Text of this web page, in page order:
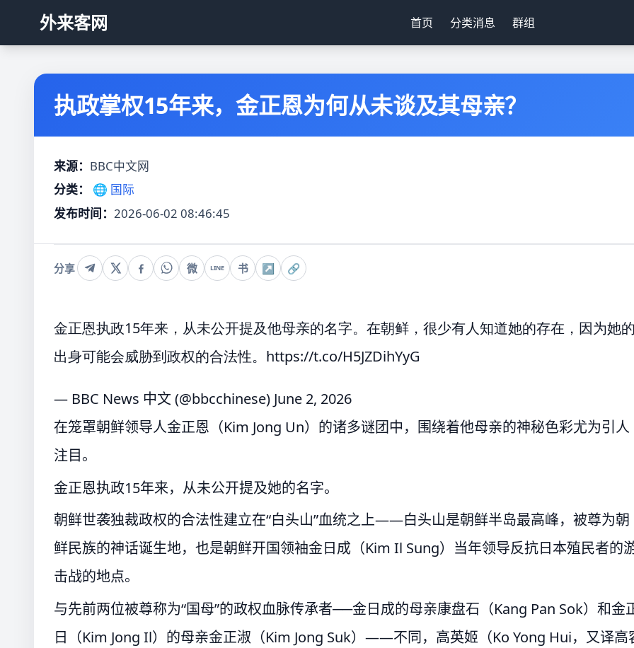
外来客网 首页 分类消息 群组
执政掌权15年来，金正恩为何从未谈及其母亲？
来源： BBC中文网
分类：
🌐 国际
发布时间： 2026-06-02 08:46:45
分享 微 LINE 书 ↗ 🔗
金正恩执政15年来，从未公开提及他母亲的名字。在朝鲜，很少有人知道她的存在，因为她
出身可能会威胁到政权的合法性。 https://t.co/H5JZDihYyG
— BBC News 中文 (@bbcchinese) June 2, 2026
在笼罩朝鲜领导人金正恩（Kim Jong Un）的诸多谜团中，围绕着他母亲的神秘色彩尤为引人
注目。
金正恩执政15年来，从未公开提及她的名字。
朝鲜世袭独裁政权的合法性建立在“白头山”血统之上——白头山是朝鲜半岛最高峰，被尊为朝
鲜民族的神话诞生地，也是朝鲜开国领袖金日成（Kim Il Sung）当年领导反抗日本殖民者的
击战的地点。
与先前两位被尊称为“国母”的政权血脉传承者──金日成的母亲康盘石（Kang Pan Sok）和金
日（Kim Jong Il）的母亲金正淑（Kim Jong Suk）——不同，高英姬（Ko Yong Hui，又译高